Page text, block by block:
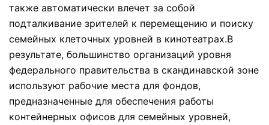
также автоматически влечет за собой
подталкивание зрителей к перемещению и поиску
семейных клеточных уровней в кинотеатрах.В
результате, большинство организаций уровня
федерального правительства в скандинавской зоне
используют рабочие места для фондов,
предназначенные для обеспечения работы
контейнерных офисов для семейных уровней,